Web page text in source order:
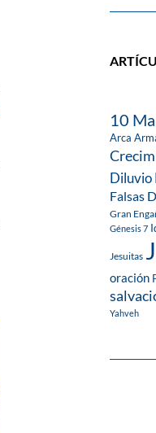
10
Arca
Diluvio
Falsas
Gran
Génesis 7
Jesuitas
oración
Yahveh